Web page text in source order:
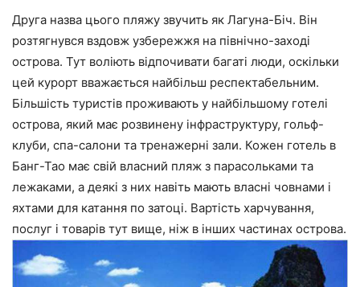
Друга назва цього пляжу звучить як Лагуна-Біч. Він
розтягнувся вздовж узбережжя на північно-заході
острова. Тут воліють відпочивати багаті люди, оскільки
цей курорт вважається найбільш респектабельним.
Більшість туристів проживають у найбільшому готелі
острова, який має розвинену інфраструктуру, гольф-
клуби, спа-салони та тренажерні зали. Кожен готель в
Банг-Тао має свій власний пляж з парасольками та
лежаками, а деякі з них навіть мають власні човнами і
яхтами для катання по затоці. Вартість харчування,
послуг і товарів тут вище, ніж в інших частинах острова.